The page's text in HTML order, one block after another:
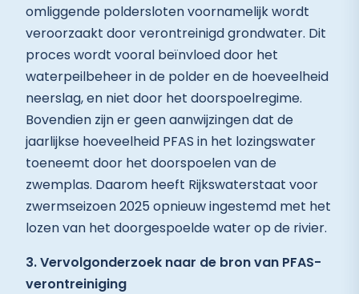
omliggende poldersloten voornamelijk wordt
veroorzaakt door verontreinigd grondwater. Dit
proces wordt vooral beïnvloed door het
waterpeilbeheer in de polder en de hoeveelheid
neerslag, en niet door het doorspoelregime.
Bovendien zijn er geen aanwijzingen dat de
jaarlijkse hoeveelheid PFAS in het lozingswater
toeneemt door het doorspoelen van de
zwemplas. Daarom heeft Rijkswaterstaat voor
zwermseizoen 2025 opnieuw ingestemd met het
lozen van het doorgespoelde water op de rivier.
3. Vervolgonderzoek naar de bron van PFAS-
verontreiniging